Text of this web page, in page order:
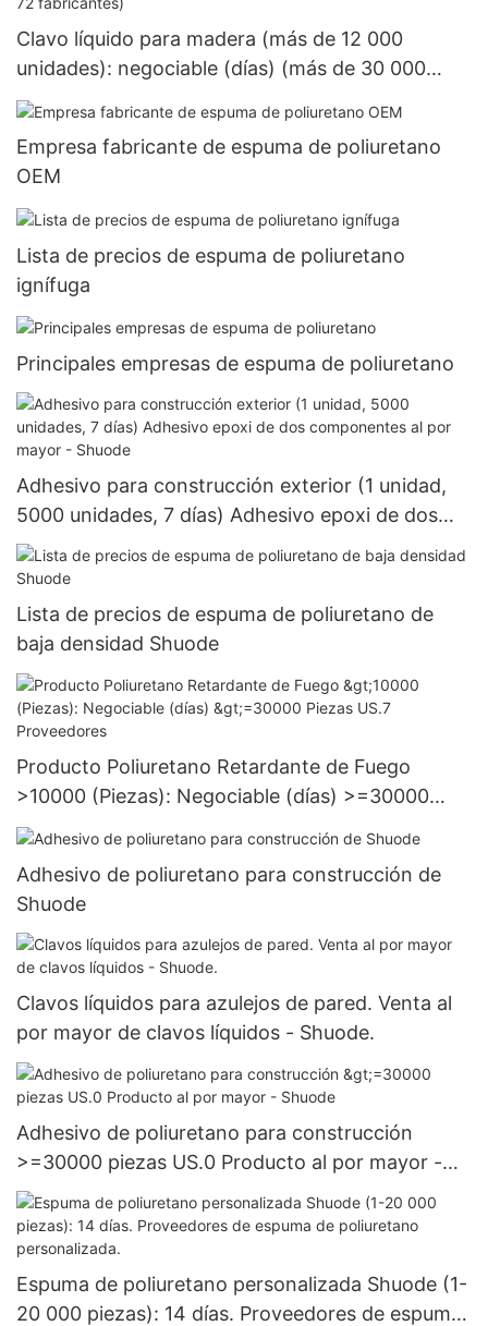
Clavo líquido para madera (más de 12 000
unidades): negociable (días) (más de 30 000
unidades, EE. UU., 72 fabricantes)
Empresa fabricante de espuma de poliuretano
OEM
Lista de precios de espuma de poliuretano
ignífuga
Principales empresas de espuma de poliuretano
Adhesivo para construcción exterior (1 unidad,
5000 unidades, 7 días) Adhesivo epoxi de dos
componentes al por mayor - Shuode
Lista de precios de espuma de poliuretano de
baja densidad Shuode
Producto Poliuretano Retardante de Fuego
>10000 (Piezas): Negociable (días) >=30000
Piezas US.7 Proveedores
Adhesivo de poliuretano para construcción de
Shuode
Clavos líquidos para azulejos de pared. Venta al
por mayor de clavos líquidos - Shuode.
Adhesivo de poliuretano para construcción
>=30000 piezas US.0 Producto al por mayor -
Shuode
Espuma de poliuretano personalizada Shuode (1-
20 000 piezas): 14 días. Proveedores de espuma